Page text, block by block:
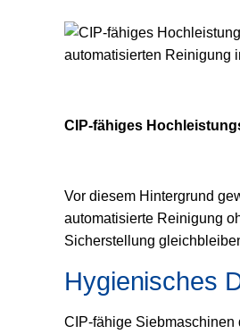
CIP-fähiges
Vor diesem Hintergrund
automatisierte Reinigung
Sicherstellung
Hygienisches
CIP-fähige Siebmaschinen